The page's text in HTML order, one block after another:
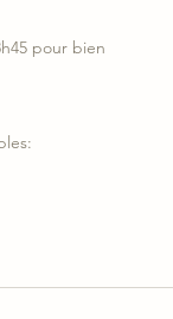
pour bien